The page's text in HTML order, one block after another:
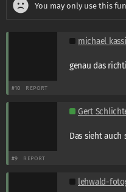
You may only use this
michael
genau das
#10 REPORT
Gert
Das sieht auch
#9 REPORT
lehwald-